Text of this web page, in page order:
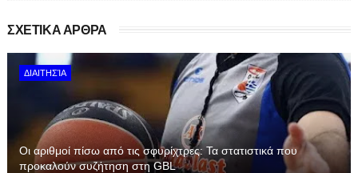
ΣΧΕΤΙΚΑ ΑΡΘΡΑ
ΔΙΑΙΤΗΣΊΑ
Οι αριθμοί πίσω από τις σφυρίχτρες: Τα στατιστικά που
προκαλούν συζήτηση στη GBL